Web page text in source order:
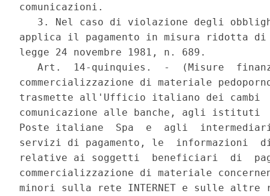
comunicazioni.
3. Nel caso di violazione degli
applica il pagamento in misura ridotta
legge 24 novembre 1981, n. 689.
Art.  14-quinquies.  -  (Misure
commercializzazione di materiale
trasmette all'Ufficio italiano dei cambi
comunicazione alle banche, agli
Poste italiane  Spa  e  agli
servizi di pagamento, le
relative ai soggetti  beneficiari  di
commercializzazione di materiale
minori sulla rete INTERNET e sulle